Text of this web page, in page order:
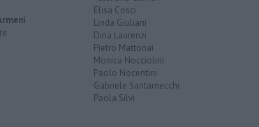
Elisa Cosci
Linda Giuliani
Dina Laurenzi
Pietro Mattonai
Monica Nocciolini
Paolo Nocentini
Gabriele Santarnecchi
Paola Silvi